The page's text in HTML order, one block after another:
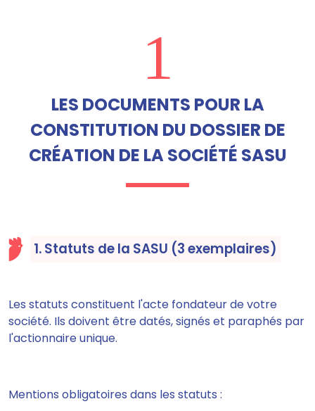
1
LES DOCUMENTS POUR LA
CONSTITUTION DU DOSSIER DE
CRÉATION DE LA SOCIÉTÉ SASU
1. Statuts de la SASU (3 exemplaires)
Les statuts constituent l'acte fondateur de votre
société. Ils doivent être datés, signés et paraphés par
l'actionnaire unique.
Mentions obligatoires dans les statuts :